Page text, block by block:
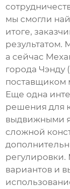
мы смогли
итоге,
результатом.
а сейчас
города Чэнду
поставщиком
Еще одна
решения для
выдвижными
сложной
вариантов и